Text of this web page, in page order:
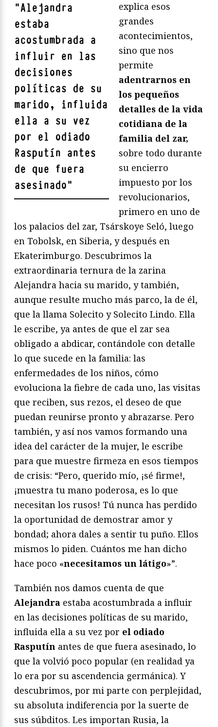
"Alejandra
estaba
acostumbrada a
influir en las
decisiones
políticas de su
marido, influida
ella a su vez
por el odiado
Rasputín antes
de que fuera
asesinado"
explica esos
grandes
acontecimientos,
sino que nos
permite
adentrarnos en
los pequeños
detalles de la vida
cotidiana de la
familia del zar,
sobre todo durante
su encierro
impuesto por los
revolucionarios,
primero en uno de
los palacios del zar, Tsárskoye Seló, luego
en Tobolsk, en Siberia, y después en
Ekaterimburgo. Descubrimos la
extraordinaria ternura de la zarina
Alejandra hacia su marido, y también,
aunque resulte mucho más parco, la de él,
que la llama Solecito y Solecito Lindo. Ella
le escribe, ya antes de que el zar sea
obligado a abdicar, contándole con detalle
lo que sucede en la familia: las
enfermedades de los niños, cómo
evoluciona la fiebre de cada uno, las visitas
que reciben, sus rezos, el deseo de que
puedan reunirse pronto y abrazarse. Pero
también, y así nos vamos formando una
idea del carácter de la mujer, le escribe
para que muestre firmeza en esos tiempos
de crisis: “Pero, querido mío, ¡sé firme!,
¡muestra tu mano poderosa, es lo que
necesitan los rusos! Tú nunca has perdido
la oportunidad de demostrar amor y
bondad; ahora dales a sentir tu puño. Ellos
mismos lo piden. Cuántos me han dicho
hace poco «necesitamos un látigo»”.
También nos damos cuenta de que
Alejandra estaba acostumbrada a influir
en las decisiones políticas de su marido,
influida ella a su vez por el odiado
Rasputín antes de que fuera asesinado, lo
que la volvió poco popular (en realidad ya
lo era por su ascendencia germánica). Y
descubrimos, por mi parte con perplejidad,
su absoluta indiferencia por la suerte de
sus súbditos. Les importan Rusia, la